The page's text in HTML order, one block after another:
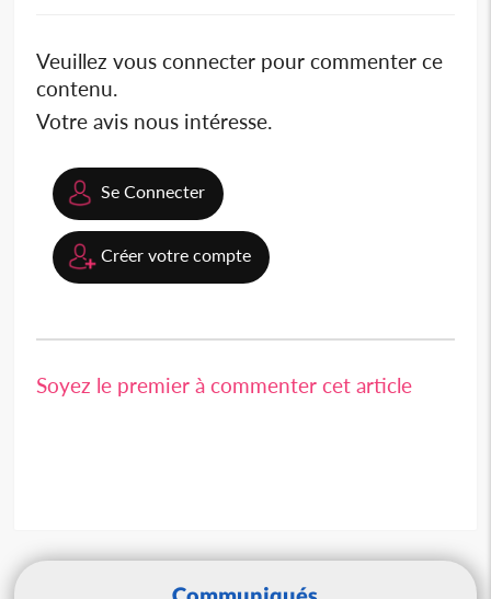
Veuillez vous connecter pour commenter ce
contenu.
Votre avis nous intéresse.
Se Connecter
Créer votre compte
Soyez le premier à commenter cet article